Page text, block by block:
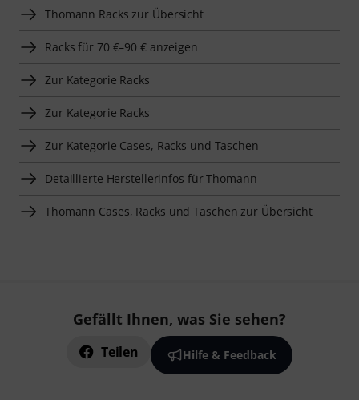
Thomann Racks zur Übersicht
Racks für 70 €–90 € anzeigen
Zur Kategorie Racks
Zur Kategorie Racks
Zur Kategorie Cases, Racks und Taschen
Detaillierte Herstellerinfos für Thomann
Thomann Cases, Racks und Taschen zur Übersicht
Gefällt Ihnen, was Sie sehen?
Teilen Hilfe & Feedback